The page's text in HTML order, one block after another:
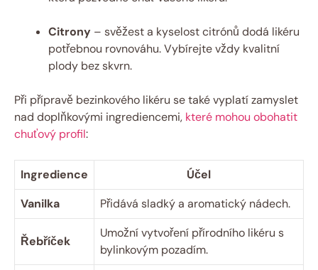
Citrony – svěžest a kyselost citrónů dodá likéru
potřebnou rovnováhu. Vybírejte vždy kvalitní
plody bez skvrn.
Při přípravě bezinkového likéru se také vyplatí zamyslet
nad doplňkovými ingrediencemi, které mohou obohatit
chuťový profil:
Ingredience
Účel
Vanilka
Přidává sladký a aromatický nádech.
Řebříček
Umožní vytvoření přírodního likéru s
bylinkovým pozadím.